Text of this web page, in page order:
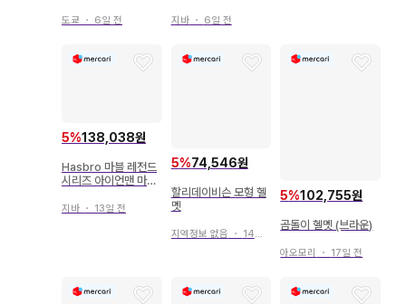
도쿄 ・ 6일 전 지바・ 6일 전
5%138,038원
Hasbro 마블 레전드
시리즈 아이언맨 마크
헬멧
지바 ・ 13일 전
5%74,546원
할리데이비슨 모형 헬
멧
지역정보 없음 ・ 14일 전
5%102,755원
곰돌이 헬멧 (브라운)
아오모리 ・ 17일 전